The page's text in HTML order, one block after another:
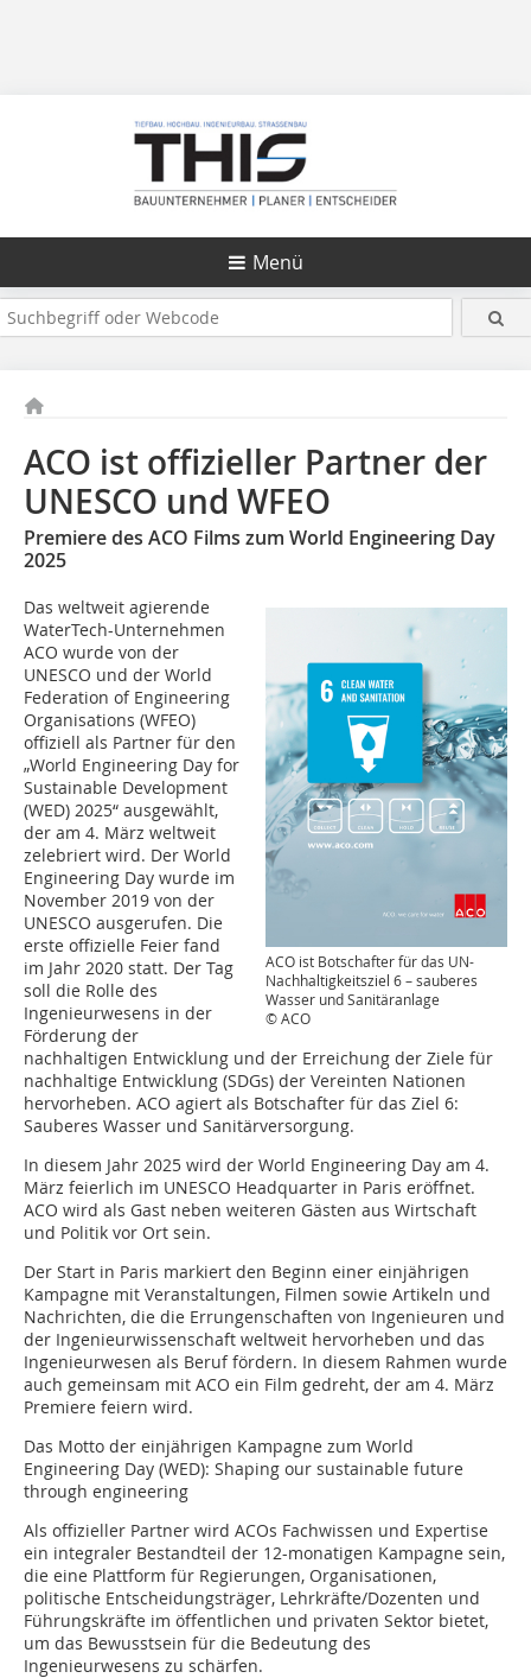
Menü
ACO ist offizieller Partner der
UNESCO und WFEO
Premiere des ACO Films zum World Engineering Day
2025
ACO ist Botschafter für das UN-
Nachhaltigkeitsziel 6 – sauberes
Wasser und Sanitäranlage
© ACO
Das weltweit agierende
WaterTech-Unternehmen
ACO wurde von der
UNESCO und der World
Federation of Engineering
Organisations (WFEO)
offiziell als Partner für den
„World Engineering Day for
Sustainable Development
(WED) 2025“ ausgewählt,
der am 4. März weltweit
zelebriert wird. Der World
Engineering Day wurde im
November 2019 von der
UNESCO ausgerufen. Die
erste offizielle Feier fand
im Jahr 2020 statt. Der Tag
soll die Rolle des
Ingenieurwesens in der
Förderung der
nachhaltigen Entwicklung und der Erreichung der Ziele für
nachhaltige Entwicklung (SDGs) der Vereinten Nationen
hervorheben. ACO agiert als Botschafter für das Ziel 6:
Sauberes Wasser und Sanitärversorgung.
In diesem Jahr 2025 wird der World Engineering Day am 4.
März feierlich im UNESCO Headquarter in Paris eröffnet.
ACO wird als Gast neben weiteren Gästen aus Wirtschaft
und Politik vor Ort sein.
Der Start in Paris markiert den Beginn einer einjährigen
Kampagne mit Veranstaltungen, Filmen sowie Artikeln und
Nachrichten, die die Errungenschaften von Ingenieuren und
der Ingenieurwissenschaft weltweit hervorheben und das
Ingenieurwesen als Beruf fördern. In diesem Rahmen wurde
auch gemeinsam mit ACO ein Film gedreht, der am 4. März
Premiere feiern wird.
Das Motto der einjährigen Kampagne zum World
Engineering Day (WED): Shaping our sustainable future
through engineering
Als offizieller Partner wird ACOs Fachwissen und Expertise
ein integraler Bestandteil der 12-monatigen Kampagne sein,
die eine Plattform für Regierungen, Organisationen,
politische Entscheidungsträger, Lehrkräfte/Dozenten und
Führungskräfte im öffentlichen und privaten Sektor bietet,
um das Bewusstsein für die Bedeutung des
Ingenieurwesens zu schärfen.